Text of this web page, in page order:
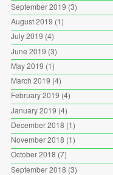
September 2019 (3)
August 2019 (1)
July 2019 (4)
June 2019 (3)
May 2019 (1)
March 2019 (4)
February 2019 (4)
January 2019 (4)
December 2018 (1)
November 2018 (1)
October 2018 (7)
September 2018 (3)